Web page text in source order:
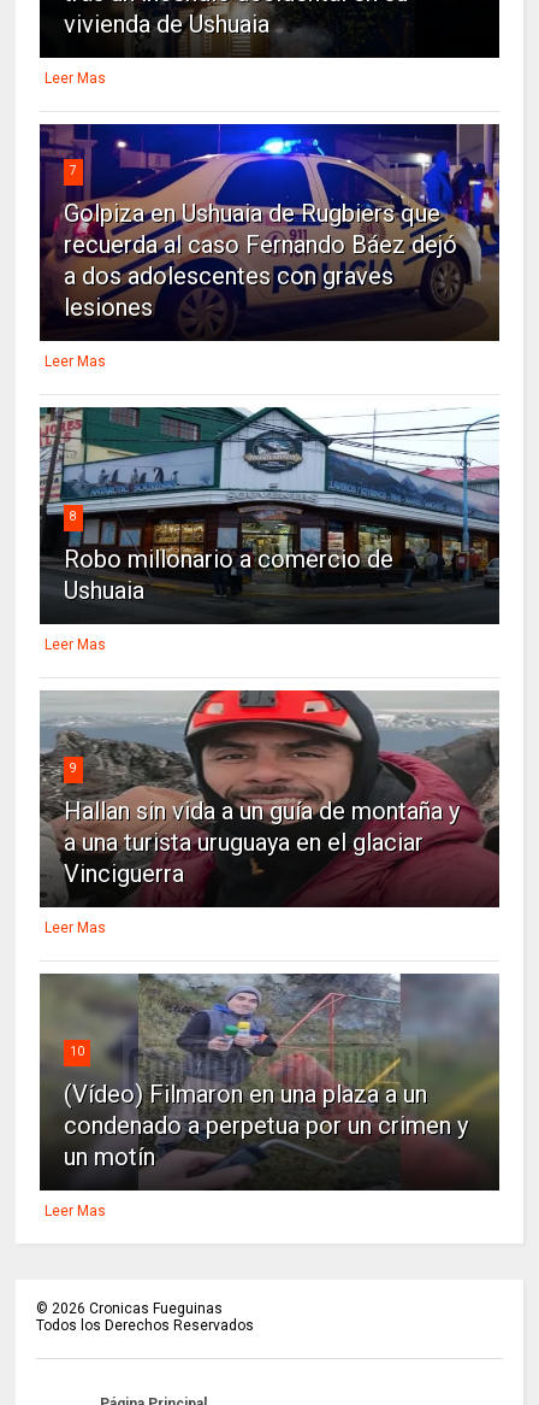
vivienda de Ushuaia
Leer Mas
7
Golpiza en Ushuaia de Rugbiers que
recuerda al caso Fernando Báez dejó
a dos adolescentes con graves
lesiones
Leer Mas
8
Robo millonario a comercio de
Ushuaia
Leer Mas
9
Hallan sin vida a un guía de montaña y
a una turista uruguaya en el glaciar
Vinciguerra
Leer Mas
10
(Vídeo) Filmaron en una plaza a un
condenado a perpetua por un crimen y
un motín
Leer Mas
© 2026 Cronicas Fueguinas
Todos los Derechos Reservados